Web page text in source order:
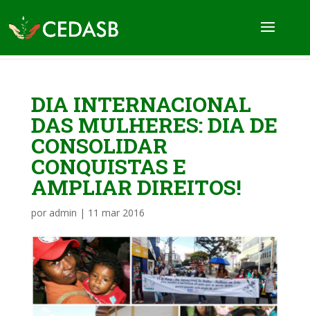
DIA INTERNACIONAL
DAS MULHERES: DIA DE
CONSOLIDAR
CONQUISTAS E
AMPLIAR DIREITOS!
por admin | 11 mar 2016